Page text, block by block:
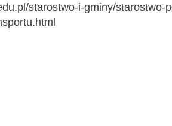
starostwo-i-gminy/